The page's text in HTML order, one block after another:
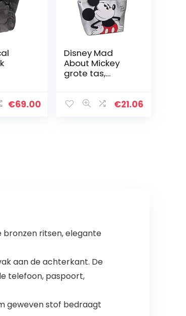
€69.00
Disney Mad
About Mickey
grote tas,
duurzaam, Dim
€21.06
bronzen ritsen, elegante
aan de achterkant. De
telefoon, paspoort,
geweven stof bedraagt